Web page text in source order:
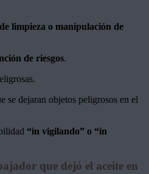
limpieza o manipulación de
de riesgos.
se dejaran objetos peligrosos en el
“in vigilando” o “in
que dejó el aceite en